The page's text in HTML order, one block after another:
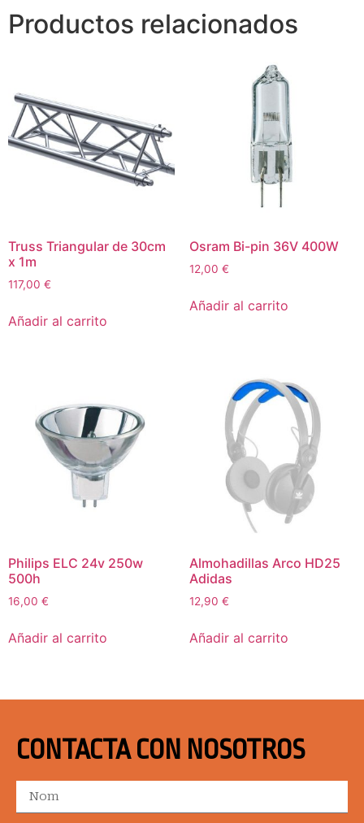
Productos relacionados
Truss Triangular de 30cm
x 1m
117,00 €
Añadir al carrito
Osram Bi-pin 36V 400W
12,00 €
Añadir al carrito
Philips ELC 24v 250w
500h
16,00 €
Añadir al carrito
Almohadillas Arco HD25
Adidas
12,90 €
Añadir al carrito
CONTACTA CON NOSOTROS